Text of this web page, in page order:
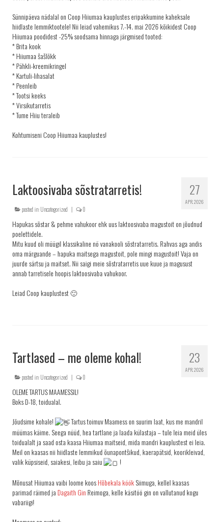
Sünnipäeva nädalal on Coop Hiiumaa kauplustes eripakkumine kaheksale
hiidlaste lemmiktootele! Nii leiad vahemikus 7.-14. mai 2026 kõikidest Coop
Hiiumaa poodidest -25% soodsama hinnaga järgmised tooted:
* Brita kook
* Hiiumaa šašlõkk
* Pähkli-kreemikringel
* Kartuli-lihasalat
* Peenleib
* Tootsi keeks
* Virsikutarretis
* Tume Hiiu teraleib
Kohtumiseni Coop Hiiumaa kauplustes!
27
APR. 2026
Laktoosivaba sõstratarretis!
posted in:Uncategorized | 0
Hapukas sõstar & pehme vahukoor ehk uus laktoosivaba magustoit on jõudnud
poelettidele.
Mitu kuud oli müügil klassikaline nö vanakooli sõstratarretis. Rahvas aga andis
oma märguande – hapuka maitsega magustoit, pole mingi magustoit! Vaja on
juurde särtsu ja maitset. Nii saigi meie sõstratarretis uue kuue ja magusust
annab tarretisele hoopis laktoosivaba vahukoor.
Leiad Coop kauplustest 🙂
23
APR. 2026
Tartlased – me oleme kohal!
posted in:Uncategorized | 0
OLEME TARTUS MAAMESSIL!
Boks D-18, toidualal.
Jõudsime kohale!
Tartus toimuv Maamess on suurim laat, kus me mandril
müümas käime. Seega nüüd, hea tartlane ja laada külastaja – tule leia meid üles
toidualalt ja saad osta kaasa Hiiumaa maitseid, mida mandri kauplustest ei leia.
Meil on kaasas nii hiidlaste lemmikud õunapontšikud, kaerapätsid, koorikleivad,
valik küpsiseid, saiakesi, leibu ja saiu
!
Mõnusat Hiiumaa vaibi loome koosHõbekala köökSiimuga, kellel kaasas
parimad räimed ja Dagaith Gin Reimoga, kelle käsitöö gin on vallutanud kogu
vabariigi!